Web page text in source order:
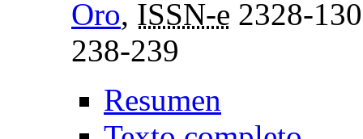
Oro, ISSN-e 2328-
238-239
Resumen